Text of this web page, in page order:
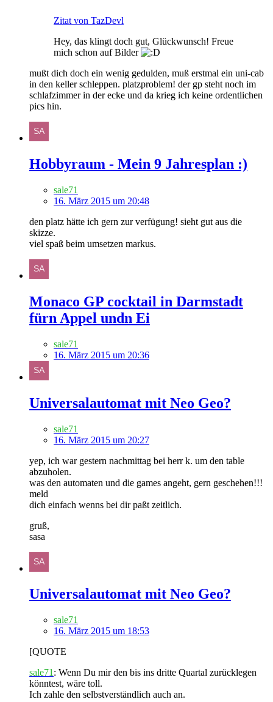
Zitat von TazDevl
Hey, das klingt doch gut, Glückwunsch! Freue
mich schon auf Bilder
mußt dich doch ein wenig gedulden, muß erstmal ein uni-cab
in den keller schleppen. platzproblem! der gp steht noch im
schlafzimmer in der ecke und da krieg ich keine ordentlichen
pics hin.
Hobbyraum - Mein 9 Jahresplan :)
sale71
16. März 2015 um 20:48
den platz hätte ich gern zur verfügung! sieht gut aus die
skizze.
viel spaß beim umsetzen markus.
Monaco GP cocktail in Darmstadt
fürn Appel undn Ei
sale71
16. März 2015 um 20:36
Universalautomat mit Neo Geo?
sale71
16. März 2015 um 20:27
yep, ich war gestern nachmittag bei herr k. um den table
abzuholen.
was den automaten und die games angeht, gern geschehen!!!
meld
dich einfach wenns bei dir paßt zeitlich.
gruß,
sasa
Universalautomat mit Neo Geo?
sale71
16. März 2015 um 18:53
[QUOTE
sale71 : Wenn Du mir den bis ins dritte Quartal zurücklegen
könntest, wäre toll.
Ich zahle den selbstverständlich auch an.